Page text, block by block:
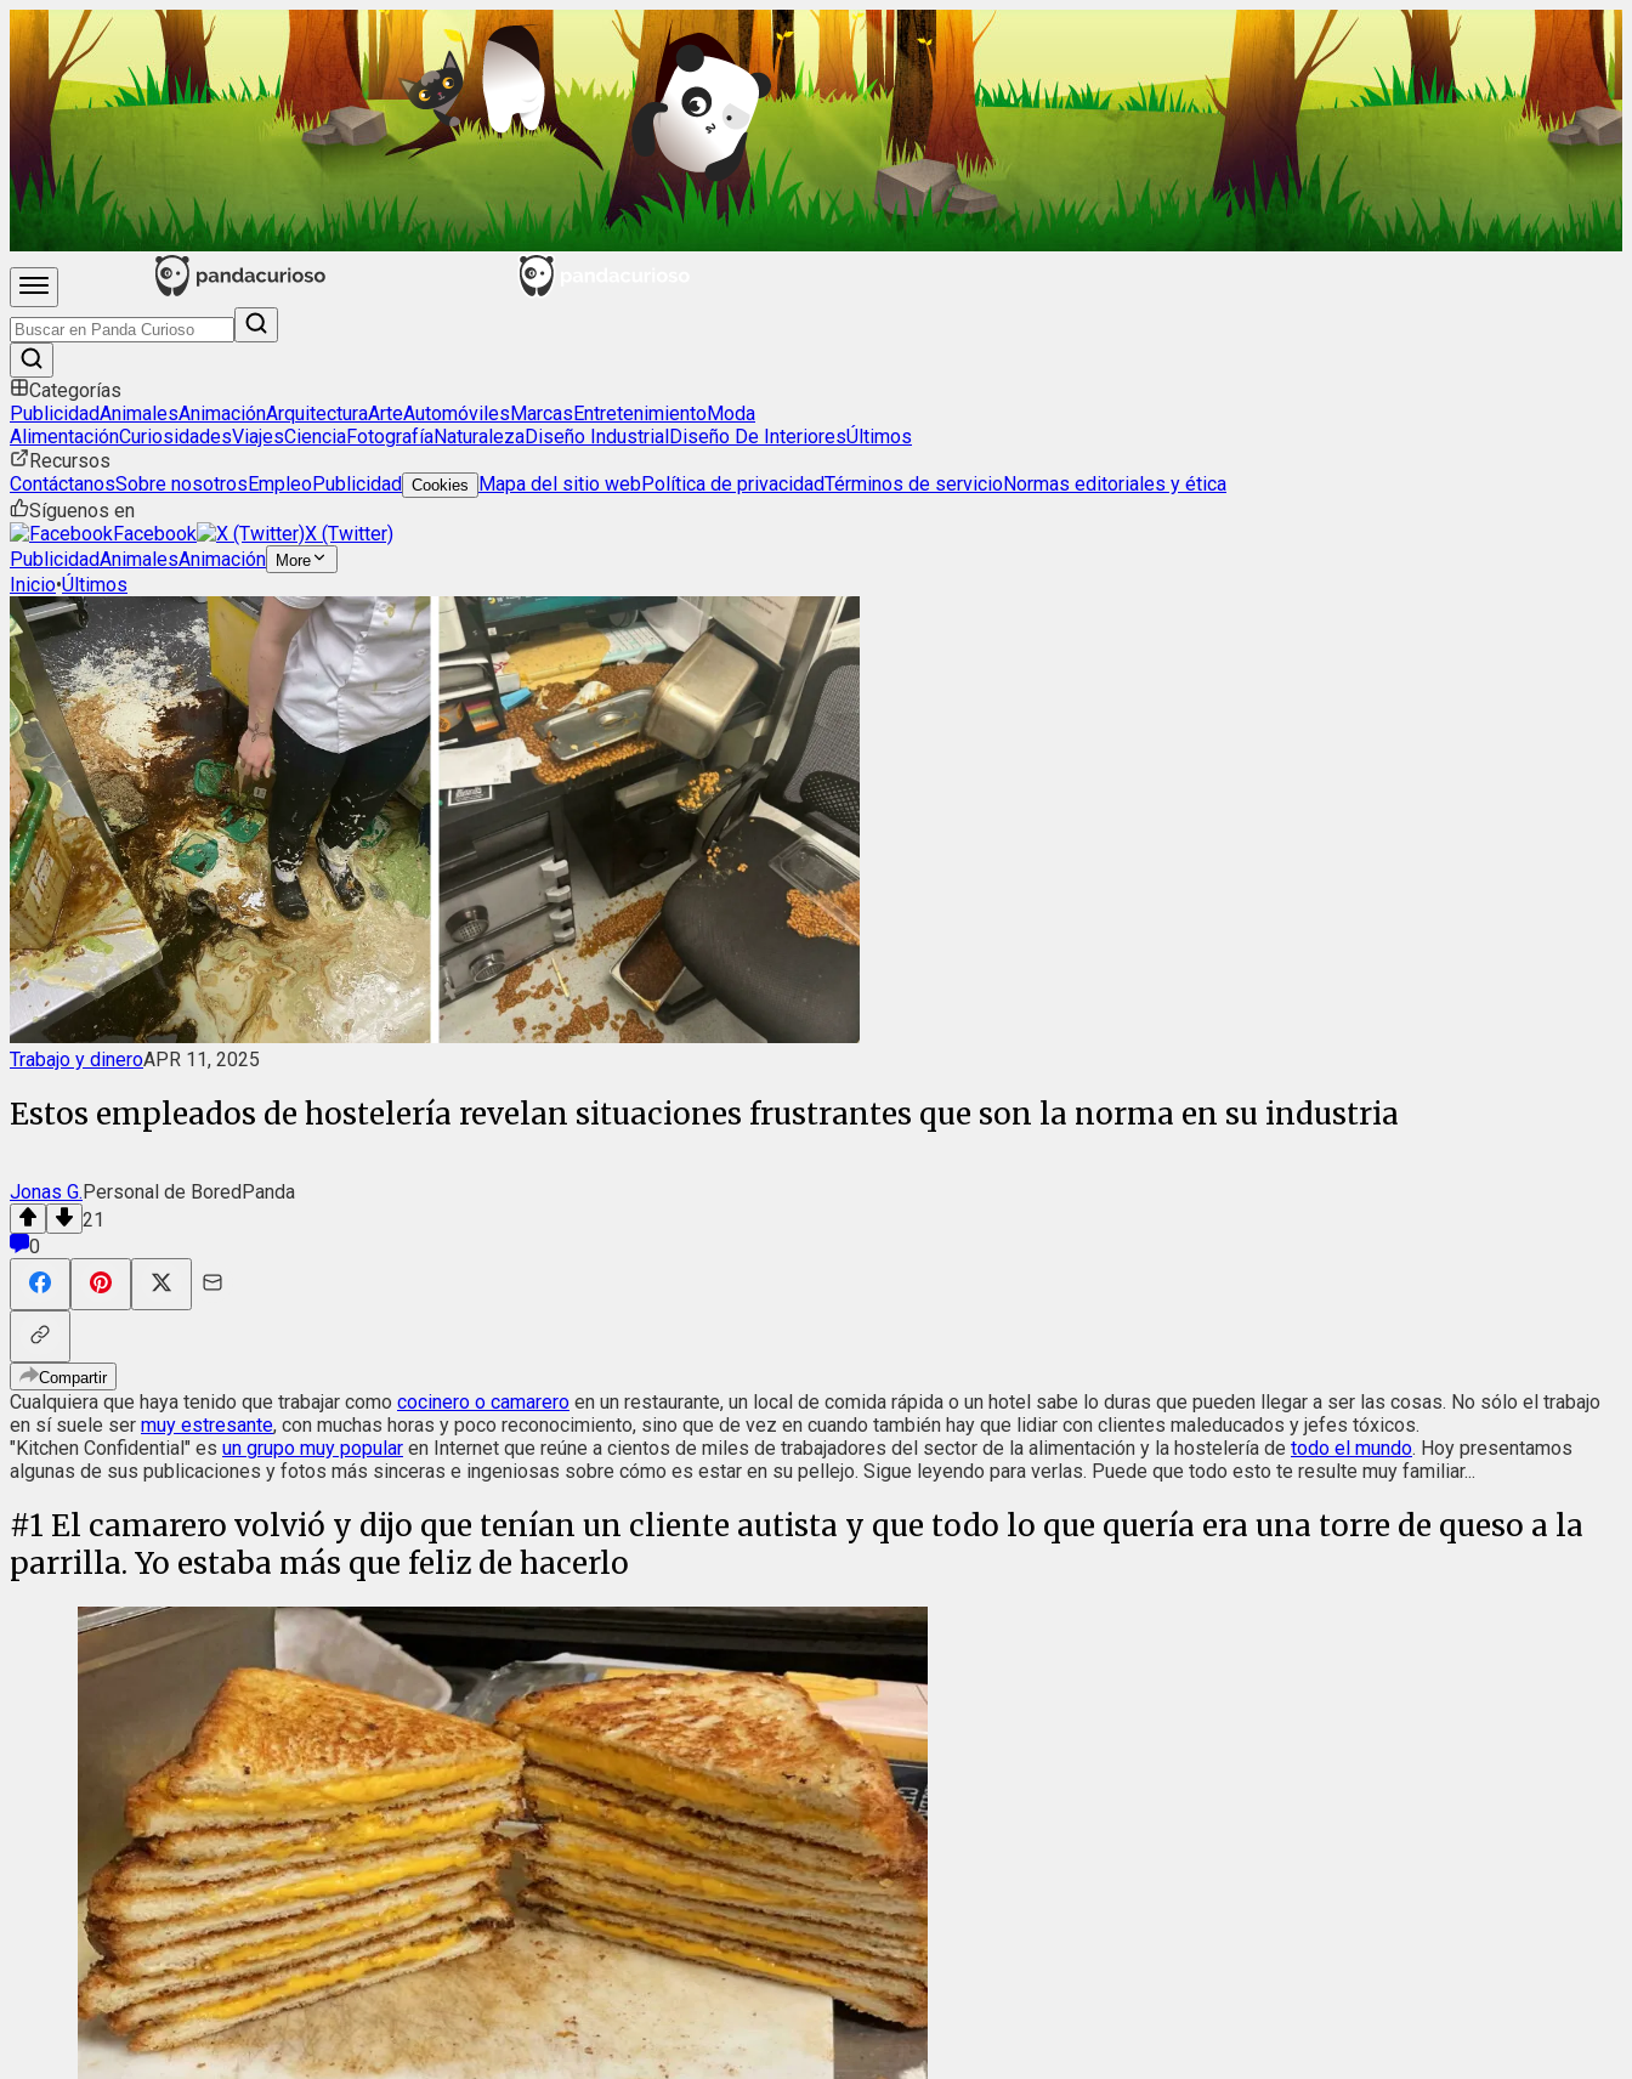
Categorías
PublicidadAnimalesAnimaciónArquitecturaArteAutomóvilesMarcasEntretenimientoModa
AlimentaciónCuriosidadesViajesCienciaFotografíaNaturalezaDiseño IndustrialDiseño De InterioresÚltimos
Recursos
ContáctanosSobre nosotrosEmpleoPublicidad Cookies Mapa del sitio webPolítica de privacidadTérminos de servicioNormas editoriales y ética
Síguenos en
Facebook
X (Twitter)
PublicidadAnimalesAnimación More
Inicio•Últimos
Trabajo y dineroAPR 11, 2025
Estos empleados de hostelería revelan situaciones frustrantes que son la norma en su industria
Jonas G.Personal de BoredPanda
21
0
Compartir
Cualquiera que haya tenido que trabajar como cocinero o camarero en un restaurante, un local de comida rápida o un hotel sabe lo duras que pueden llegar a ser las cosas. No sólo el trabajo
en sí suele ser muy estresante, con muchas horas y poco reconocimiento, sino que de vez en cuando también hay que lidiar con clientes maleducados y jefes tóxicos.
"Kitchen Confidential" es un grupo muy popular en Internet que reúne a cientos de miles de trabajadores del sector de la alimentación y la hostelería de todo el mundo. Hoy presentamos
algunas de sus publicaciones y fotos más sinceras e ingeniosas sobre cómo es estar en su pellejo. Sigue leyendo para verlas. Puede que todo esto te resulte muy familiar...
#1 El camarero volvió y dijo que tenían un cliente autista y que todo lo que quería era una torre de queso a la
parrilla. Yo estaba más que feliz de hacerlo